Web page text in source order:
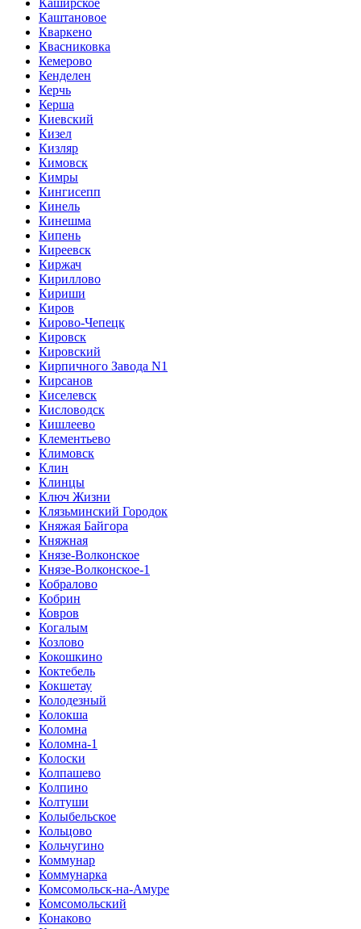
Каштановое
Кваркено
Квасниковка
Кемерово
Кенделен
Керчь
Керша
Киевский
Кизел
Кизляр
Кимовск
Кимры
Кингисепп
Кинель
Кинешма
Кипень
Киреевск
Киржач
Кириллово
Кириши
Киров
Кирово-Чепецк
Кировск
Кировский
Кирпичного Завода N1
Кирсанов
Киселевск
Кисловодск
Кишлеево
Клементьево
Климовск
Клин
Клинцы
Ключ Жизни
Клязьминский Городок
Княжая Байгора
Княжная
Князе-Волконское
Князе-Волконское-1
Кобралово
Кобрин
Ковров
Когалым
Козлово
Кокошкино
Коктебель
Кокшетау
Колодезный
Колокша
Коломна
Коломна-1
Колоски
Колпашево
Колпино
Колтуши
Колыбельское
Кольцово
Кольчугино
Коммунар
Коммунарка
Комсомольск-на-Амуре
Комсомольский
Конаково